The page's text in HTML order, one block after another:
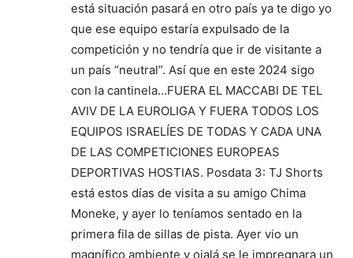
está situación pasará en otro país ya te digo yo
que ese equipo estaría expulsado de la
competición y no tendría que ir de visitante a
un país “neutral”. Así que en este 2024 sigo
con la cantinela…FUERA EL MACCABI DE TEL
AVIV DE LA EUROLIGA Y FUERA TODOS LOS
EQUIPOS ISRAELÍES DE TODAS Y CADA UNA
DE LAS COMPETICIONES EUROPEAS
DEPORTIVAS HOSTIAS. Posdata 3: TJ Shorts
está estos días de visita a su amigo Chima
Moneke, y ayer lo teníamos sentado en la
primera fila de sillas de pista. Ayer vio un
magnífico ambiente y ojalá se le impregnara un